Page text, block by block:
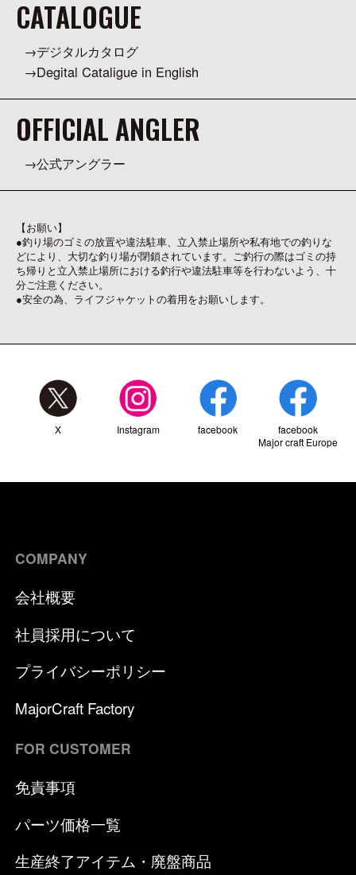
CATALOGUE
デジタルカタログ
Degital Cataligue in English
OFFICIAL ANGLER
公式アングラー
【お願い】
●釣り場のゴミの放置や違法駐車、立入禁止場所や私有地での釣りな
どにより、大切な釣り場が閉鎖されています。ご釣行の際はゴミの持
ち帰りと立入禁止場所における釣行や違法駐車等を行わないよう、十
分ご注意ください。
●安全の為、ライフジャケットの着用をお願いします。
X Instagram facebook
facebook
Major craft Europe
COMPANY
会社概要
社員採用について
プライバシーポリシー
MajorCraft Factory
FOR CUSTOMER
免責事項
パーツ価格一覧
生産終了アイテム・廃盤商品